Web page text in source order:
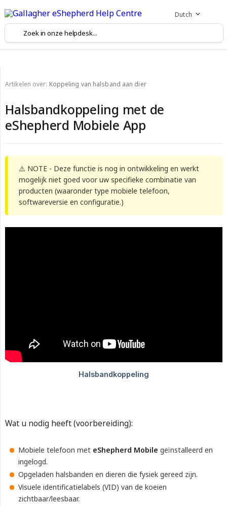
Dutch
Artikelen over: Koppeling van halsband aan dier
Halsbandkoppeling met de
eShepherd Mobiele App
⚠️ NOTE - Deze functie is nog in ontwikkeling en werkt
mogelijk niet goed voor uw specifieke combinatie van
producten (waaronder type mobiele telefoon,
softwareversie en configuratie.)
Wat u nodig heeft (voorbereiding):
Mobiele telefoon met eShepherd Mobile geïnstalleerd en
ingelogd.
Opgeladen halsbanden en dieren die fysiek gereed zijn.
Visuele identificatielabels (VID) van de koeien
zichtbaar/leesbaar.